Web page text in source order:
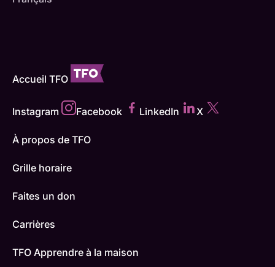
Accueil TFO
Instagram Facebook LinkedIn X
À propos de TFO
Grille horaire
Faites un don
Carrières
TFO Apprendre à la maison